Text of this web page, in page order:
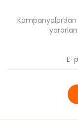
Kampanyalardan